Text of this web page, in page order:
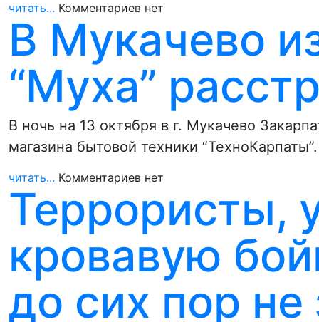
читать... Комментариев нет
В Мукачево
“Муха”
В ночь на 13 октября в г. Мукачево
магазина бытовой техники
читать... Комментариев нет
Террористы,
кровавую
до сих пор